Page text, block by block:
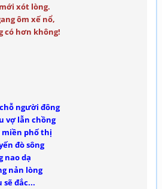
xót lòng.
ôm xế nổ,
có hơn không!
người đông
vợ lẫn chồng
miền phố thị
đò sông
nao dạ
nản lòng
sẽ đắc...